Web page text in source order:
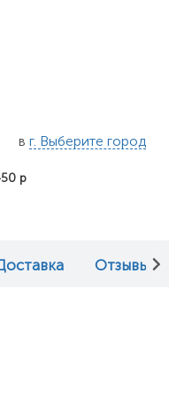
в г. Выберите город
р
Отзывы (0)